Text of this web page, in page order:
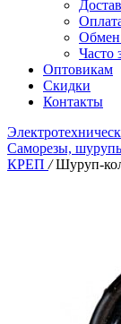
Обмен
Часто
Оптовикам
Скидки
Контакты
Саморезы,
КРЕП / Шуруп-